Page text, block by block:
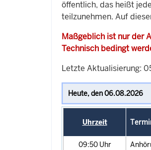
öffentlich, das heißt
teilzunehmen. Auf
Maßgeblich ist nur der
Technisch bedingt
Letzte Aktualisierung:
Uhrzeit
09:50 Uhr